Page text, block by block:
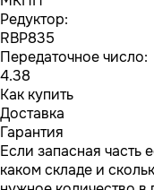
Редуктор:
RBP835
Передаточное число:
4.38
Как купить
Доставка
Гарантия
Если запасная часть
каком складе и